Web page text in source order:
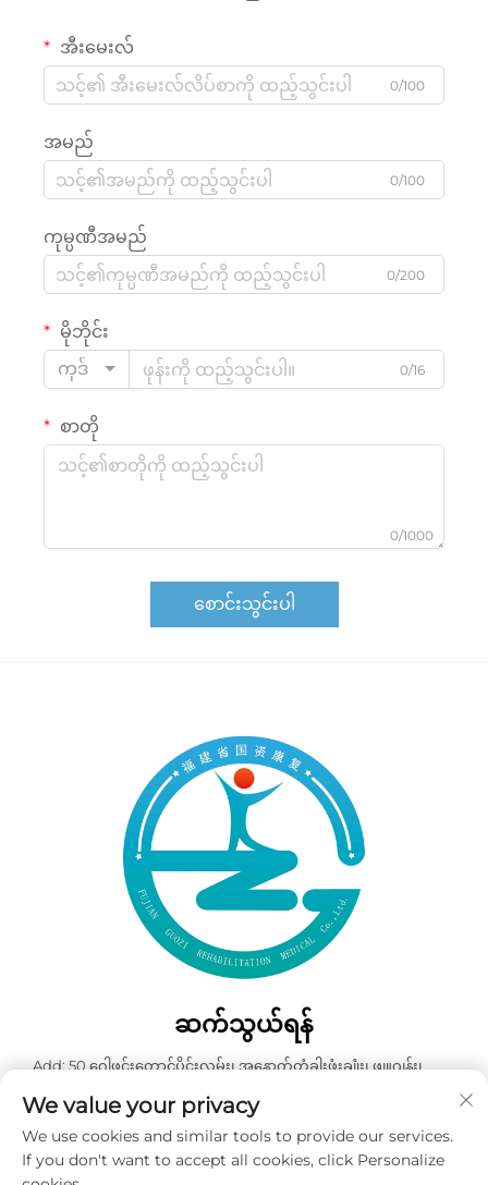
အီးမေးလ်
0/100
အမည်
0/100
ကုမ္ပဏီအမည်
0/200
မိုဘိုင်း
ကုဒ်
0/16
စာတို
0/1000
စောင်းသွင်းပါ
ဆက်သွယ်ရန်
Add: 50 ဂေါဖင်းတောင်ပိုင်းလမ်း၊ အနောက်တံခါးဖုံးချုံး၊ ဖျူဂျန်း၊
+86-19859128239
အီးမေးလ်:[email protected]
We value your privacy
We use cookies and similar tools to provide our services.
If you don't want to accept all cookies, click Personalize